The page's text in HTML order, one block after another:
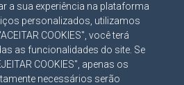
a sua experiência na plataforma
personalizados, utilizamos
COOKIES", você terá
as funcionalidades do site. Se
COOKIES", apenas os
necessários serão
DE OFÍCIO NA 018ª SESSÃO